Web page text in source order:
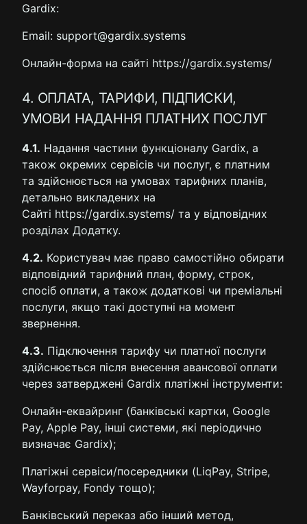
Gardix:
Email: support@gardix.systems
Онлайн-форма на сайті https://gardix.systems/
4. ОПЛАТА, ТАРИФИ, ПІДПИСКИ,
УМОВИ НАДАННЯ ПЛАТНИХ ПОСЛУГ
4.1. Надання частини функціоналу Gardix, а
також окремих сервісів чи послуг, є платним
та здійснюється на умовах тарифних планів,
детально викладених на
Сайті https://gardix.systems/ та у відповідних
розділах Додатку.
4.2. Користувач має право самостійно обирати
відповідний тарифний план, форму, строк,
спосіб оплати, а також додаткові чи преміальні
послуги, якщо такі доступні на момент
звернення.
4.3. Підключення тарифу чи платної послуги
здійснюється після внесення авансової оплати
через затверджені Gardix платіжні інструменти:
Онлайн-еквайринг (банківські картки, Google
Pay, Apple Pay, інші системи, які періодично
визначає Gardix);
Платіжні сервіси/посередники (LiqPay, Stripe,
Wayforpay, Fondy тощо);
Банківський переказ або інший метод,